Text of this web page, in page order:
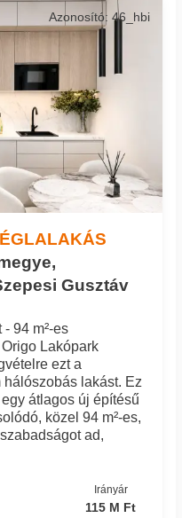
Gusztáv
Azonosító: 46_hbi
94 m²-es
Lakópark
ezt a
lakást. Ez
átlagos új építésű
közel 94 m²-es,
ad,
Irányár
115 M Ft